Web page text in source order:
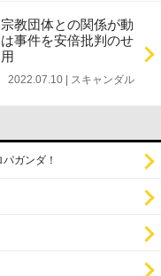
教団体との関係が動
事件を安倍批判のせ
2022.07.10 | スキャンダル
ガンダ！